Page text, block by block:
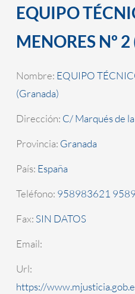
EQUIPO
MENORES Nº
Nombre: EQUIPO
(Granada)
Dirección: C/ Marqués de
Provincia: Granada
País: España
Teléfono: 958983621
Fax: SIN DATOS
Email:
Url:
https://